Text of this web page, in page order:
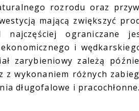
rozrodu oraz
mającą zwiększyć
najczęściej ograniczane
i
zarybieniowy zależą
z wykonaniem różnych
długofalowe i